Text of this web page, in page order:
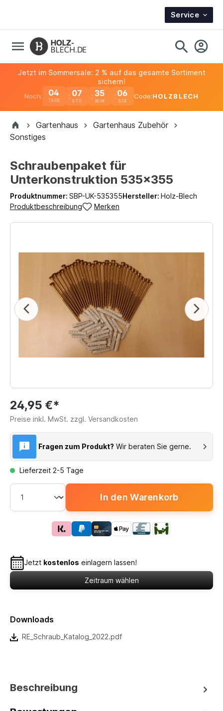
Service
Noch: 04
TAGE
07 35 06
Jetzt im Sommersale: 2 % auf das gesamte Sortiment
sichern!
Code:HOLZBLECH
Gartenhaus
Gartenhaus Zubehör
Sonstiges
Schraubenpaket für
Unterkonstruktion 535x355
Produktnummer: SBP-UK-535355Hersteller: Holz-Blech
Produktbeschreibung
Merken
24,95 €*
Preise inkl. MwSt. zzgl. Versandkosten
Fragen zum Produkt? Wir beraten Sie gerne.
Lieferzeit 2-5 Tage
In den Warenkorb
Jetzt kostenlos einlagern lassen!
Zeitraum wählen
Downloads
RE_Schraub_Katalog_2022.pdf
Beschreibung